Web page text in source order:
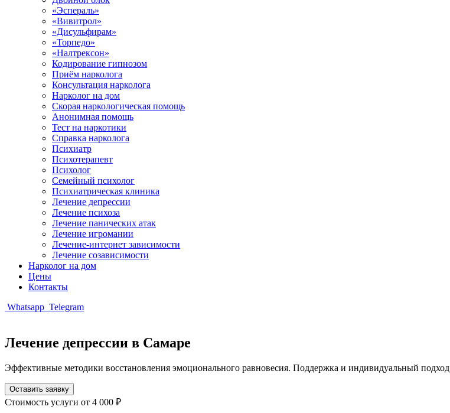
«Эспераль»
«Вивитрол»
«Дисульфирам»
«Торпедо»
«Налтрексон»
Кодирование гипнозом
Приём нарколога
Консультация нарколога
Нарколог на дом
Скорая наркологическая помощь
Анонимная помощь
Тест на наркотики
Справка нарколога
Психиатр
Психотерапевт
Психолог
Семейный психолог
Психиатрическая клиника
Лечение депрессии
Лечение психоза
Лечение панических атак
Лечение игромании
Лечение-интернет зависимости
Лечение созависимости
Нарколог на дом
Цены
Контакты
Whatsapp Telegram
Лечение депрессии в Самаре
Эффективные методики восстановления эмоционального равновесия. Поддержка и индивидуальный подход
Оставить заявку
Стоимость услуги от 4 000 ₽